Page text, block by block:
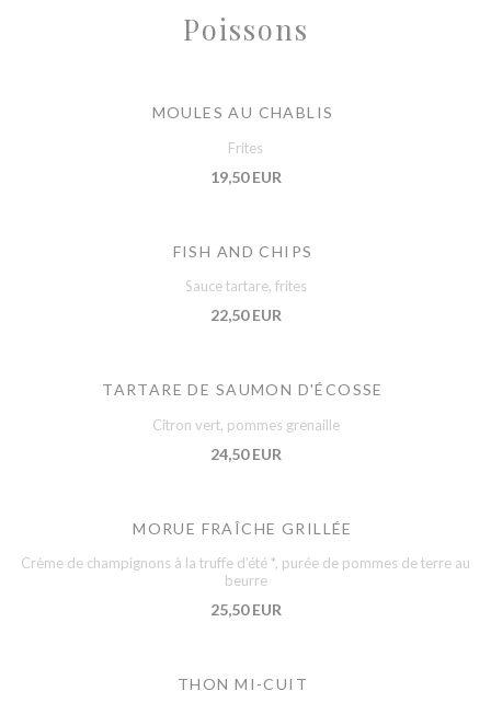
Poissons
MOULES AU CHABLIS
Frites
19,50 EUR
FISH AND CHIPS
Sauce tartare, frites
22,50 EUR
TARTARE DE SAUMON D'ÉCOSSE
Citron vert, pommes grenaille
24,50 EUR
MORUE FRAÎCHE GRILLÉE
Crème de champignons à la truffe d’été *, purée de pommes de terre au
beurre
25,50 EUR
THON MI-CUIT